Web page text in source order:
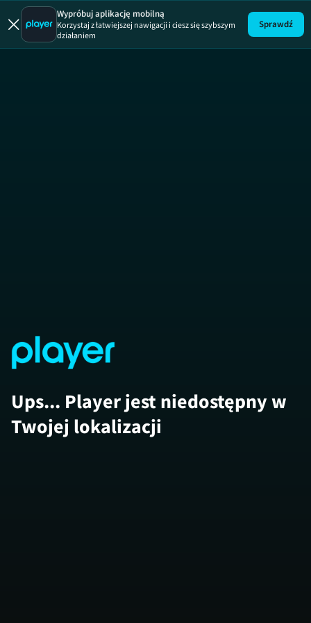
Wypróbuj aplikację mobilną
Korzystaj z łatwiejszej nawigacji i ciesz się szybszym
działaniem
Sprawdź
Ups... Player jest niedostępny w
Twojej lokalizacji